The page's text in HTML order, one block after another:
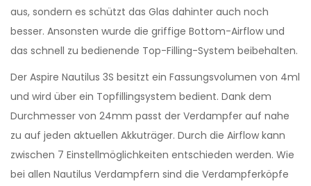
aus, sondern es schützt das Glas dahinter auch noch
besser. Ansonsten wurde die griffige Bottom-Airflow und
das schnell zu bedienende Top-Filling-System beibehalten.
Der Aspire Nautilus 3S besitzt ein Fassungsvolumen von 4ml
und wird über ein Topfillingsystem bedient. Dank dem
Durchmesser von 24mm passt der Verdampfer auf nahe
zu auf jeden aktuellen Akkuträger. Durch die Airflow kann
zwischen 7 Einstellmöglichkeiten entschieden werden. Wie
bei allen Nautilus Verdampfern sind die Verdampferköpfe